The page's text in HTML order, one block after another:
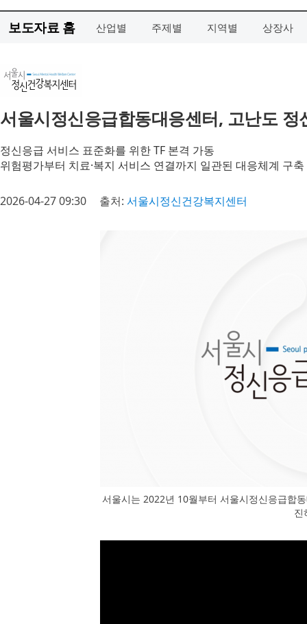
보도자료 홈 산업별 주제별 지역별 상장사
서울시정신응급합동대응센터, 고난도
정신응급 서비스 표준화를 위한 TF 본격 가동
위험평가부터 치료·복지 서비스 연결까지 일관된 대응체계 구축
2026-04-27 09:30 출처: 서울시정신건강복지센터
서울시는 2022년 10월부터 서울시정신응급합
진